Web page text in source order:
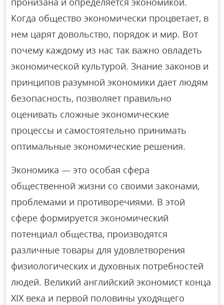
Когда общество экономически процветает, в
нем царят довольство, порядок и мир. Вот
почему каждому из нас так важно овладеть
экономической культурой. Знание законов и
принципов разумной экономики дает людям
безопасность, позволяет правильно
оценивать сложные экономические
процессы и самостоятельно принимать
оптимальные экономические решения.
Экономика — это особая сфера
общественной жизни со своими законами,
проблемами и противоречиями. В этой
сфере формируется экономический
потенциал общества, производятся
различные товары для удовлетворения
физиологических и духовных потребностей
людей. Великий английский экономист конца
XIX века и первой половины уходящего